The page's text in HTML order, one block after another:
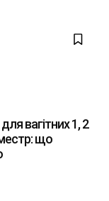
вагітних 1, 2
що